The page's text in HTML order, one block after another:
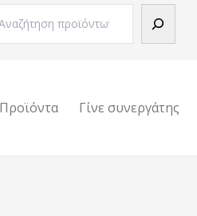
Προϊόντα Γίνε συνεργάτης